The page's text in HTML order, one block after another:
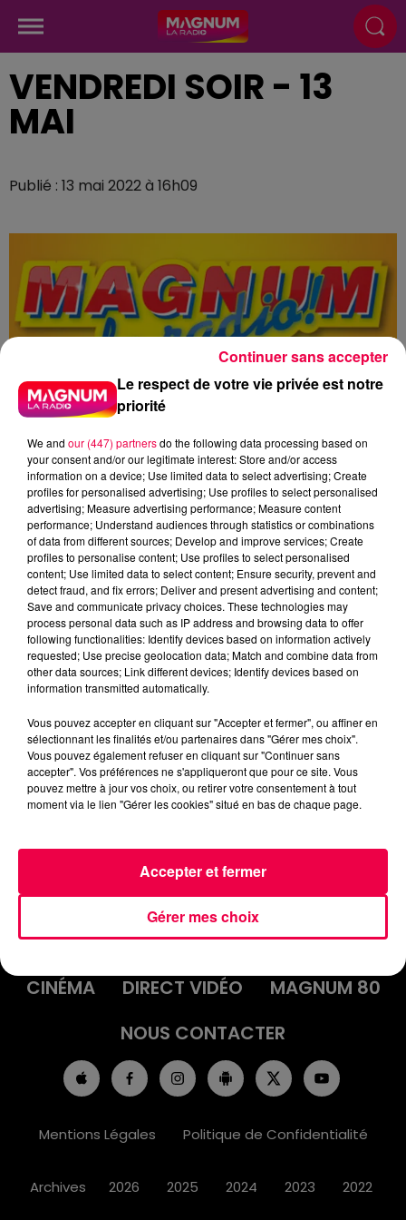
VENDREDI SOIR - 13
MAI
Publié : 13 mai 2022 à 16h09
Flash infos
Crédit :Flash infos
podcasts/2022/05/2022-05-13-18-09-
46_Vendredi_soir_18h_13_05_22.mp3
ACCUEIL INFOS
EMISSIONS
AGENDA
JEUX
PODCASTS
CINÉMA
DIRECT VIDÉO
MAGNUM 80
NOUS CONTACTER
Mentions Légales Politique de Confidentialité
Archives 2026 2025 2024 2023 2022
Le respect de votre vie privée est notre
priorité
We and our (447) partnersdo the following data processing based on
your consent and/or our legitimate interest: Store and/or access
information on a device; Use limited data to select advertising; Create
profiles for personalised advertising; Use profiles to select personalised
advertising; Measure advertising performance; Measure content
performance; Understand audiences through statistics or combinations
of data from different sources; Develop and improve services; Create
profiles to personalise content; Use profiles to select personalised
content; Use limited data to select content; Ensure security, prevent and
detect fraud, and fix errors; Deliver and present advertising and content;
Save and communicate privacy choices. These technologies may
process personal data such as IP address and browsing data to offer
following functionalities: Identify devices based on information actively
requested; Use precise geolocation data; Match and combine data from
other data sources; Link different devices; Identify devices based on
information transmitted automatically.
Vous pouvez accepter en cliquant sur "Accepter et fermer", ou affiner en
sélectionnant les finalités et/ou partenaires dans "Gérer mes choix".
Vous pouvez également refuser en cliquant sur "Continuer sans
accepter". Vos préférences ne s'appliqueront que pour ce site. Vous
pouvez mettre à jour vos choix, ou retirer votre consentement à tout
moment via le lien "Gérer les cookies" situé en bas de chaque page.
Gérer mes choix
Accepter et fermer
Continuer sans accepter